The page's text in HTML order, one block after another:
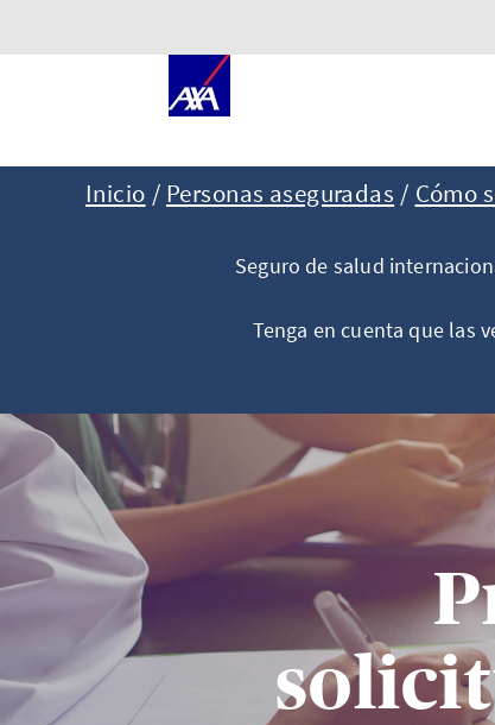
Inicio Personas aseguradas Cómo
Seguro de salud
Tenga en cuenta que las